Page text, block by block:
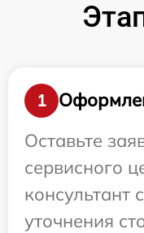
1
Оставьте
сервисного
консультант
уточнения